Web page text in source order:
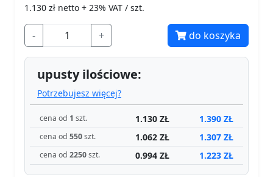
1.130 zł netto + 23% VAT / szt.
- + do koszyka
upusty ilościowe:
Potrzebujesz więcej?
cena od 1 szt. 1.130 ZŁ 1.390 ZŁ
cena od 550szt. 1.062 ZŁ 1.307 ZŁ
cena od 2250szt. 0.994 ZŁ 1.223 ZŁ